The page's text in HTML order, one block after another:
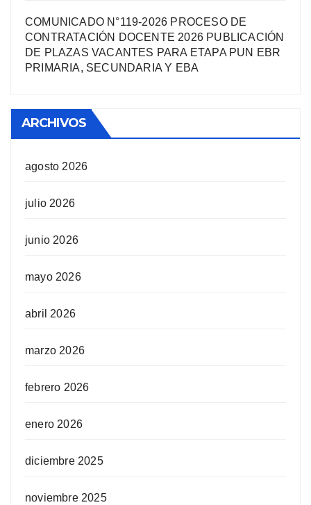
COMUNICADO N°119-2026 PROCESO DE
CONTRATACIÓN DOCENTE 2026 PUBLICACIÓN
DE PLAZAS VACANTES PARA ETAPA PUN EBR
PRIMARIA, SECUNDARIA Y EBA
ARCHIVOS
agosto 2026
julio 2026
junio 2026
mayo 2026
abril 2026
marzo 2026
febrero 2026
enero 2026
diciembre 2025
noviembre 2025